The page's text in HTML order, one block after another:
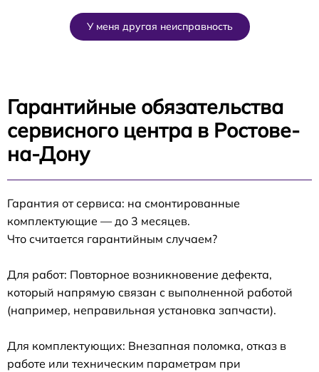
У меня другая неисправность
Гарантийные обязательства
сервисного центра в Ростове-
на-Дону
Гарантия от сервиса: на смонтированные
комплектующие — до 3 месяцев.
Что считается гарантийным случаем?
Для работ: Повторное возникновение дефекта,
который напрямую связан с выполненной работой
(например, неправильная установка запчасти).
Для комплектующих: Внезапная поломка, отказ в
работе или техническим параметрам при